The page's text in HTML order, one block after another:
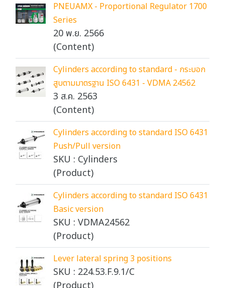
PNEUAMX - Proportional Regulator 1700
Series
20 พ.ย. 2566
(Content)
Cylinders according to standard - กระบอก
สูบตามมาตรฐาน ISO 6431 - VDMA 24562
3 ส.ค. 2563
(Content)
Cylinders according to standard ISO 6431
Push/Pull version
SKU : Cylinders
(Product)
Cylinders according to standard ISO 6431
Basic version
SKU : VDMA24562
(Product)
Lever lateral spring 3 positions
SKU : 224.53.F.9.1/C